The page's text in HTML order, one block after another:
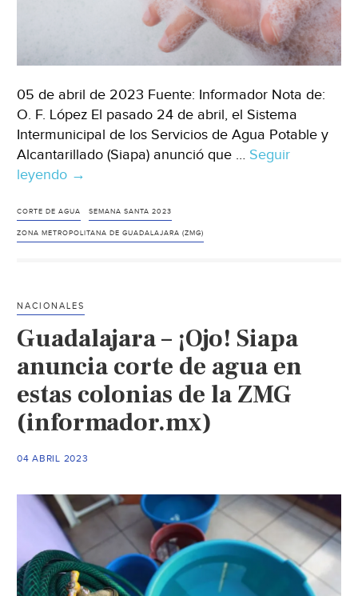
05 de abril de 2023 Fuente: Informador Nota de:
O. F. López El pasado 24 de abril, el Sistema
Intermunicipal de los Servicios de Agua Potable y
Alcantarillado (Siapa) anunció que … Seguir
leyendo Jalisco-
Estas
son
la
ZMG
que
se
quedarán
sin
agua
municipio
municipio
(Informador)
→
CORTE DE AGUA SEMANA SANTA 2023
ZONA METROPOLITANA DE GUADALAJARA (ZMG)
NACIONALES
Guadalajara – ¡Ojo! Siapa
anuncia corte de agua en
estas colonias de la ZMG
(informador.mx)
04 ABRIL 2023